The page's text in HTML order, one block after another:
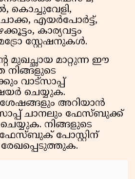
കൊച്ചുവേളി,
എയർപോർട്ട്,
കാര്യവട്ടം
സ്റ്റേഷനുകൾ.
മുഖച്ഛായ മാറ്റുന്ന ഈ
നിങ്ങളുടെ
വാട്സാപ്പ്
ചെയ്യുക.
അറിയാൻ
ചാനലും ഫേസ്ബുക്ക്
നിങ്ങളുടെ
പോസ്റ്റിന്
രേഖപ്പെടുത്തുക.